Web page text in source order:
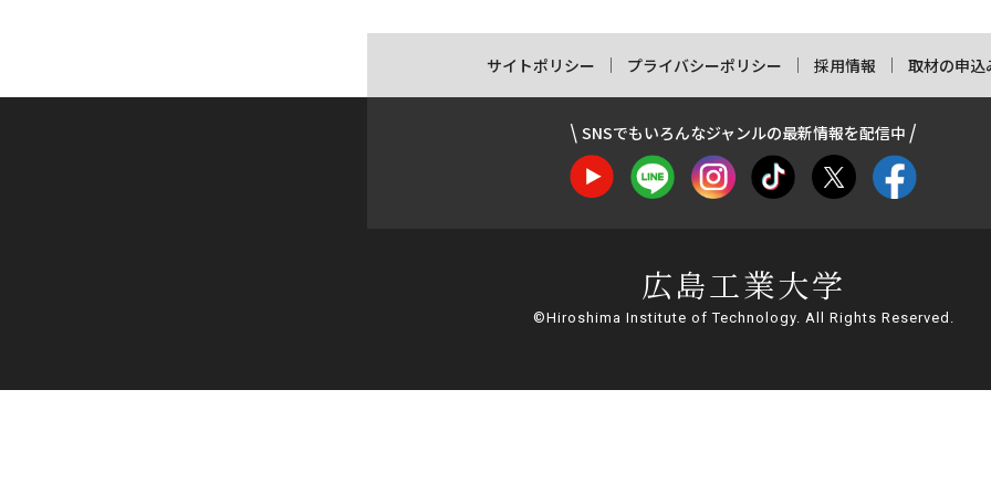
サイトポリシー プライバシーポリシー 採用情報 取材の申込
SNSでもいろんなジャンルの最新情報を配信中
広島工業大学
©Hiroshima Institute of Technology. All Rights Reserved.